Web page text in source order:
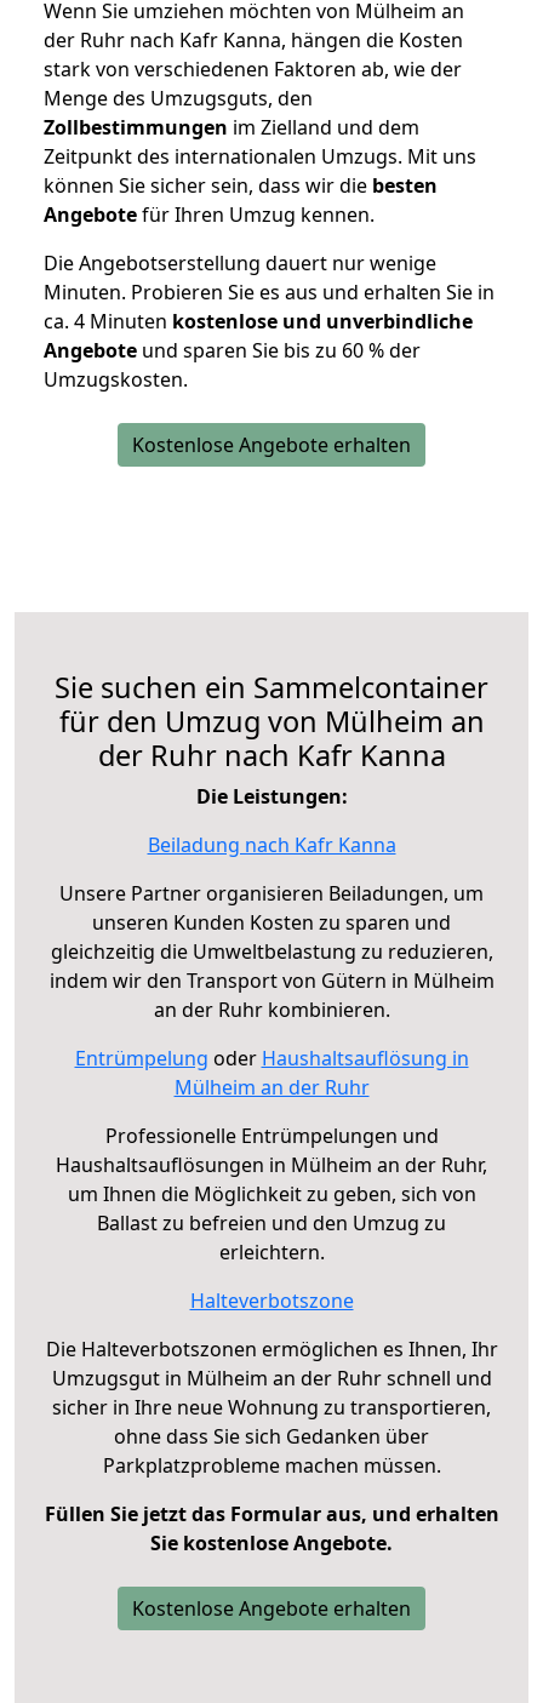
Wenn Sie umziehen möchten von Mülheim an
der Ruhr nach Kafr Kanna, hängen die Kosten
stark von verschiedenen Faktoren ab, wie der
Menge des Umzugsguts, den
Zollbestimmungen im Zielland und dem
Zeitpunkt des internationalen Umzugs. Mit uns
können Sie sicher sein, dass wir die besten
Angebotefür Ihren Umzug kennen.
Die Angebotserstellung dauert nur wenige
Minuten. Probieren Sie es aus und erhalten Sie in
ca. 4 Minuten kostenlose und unverbindliche
Angebote und sparen Sie bis zu 60 % der
Umzugskosten.
Kostenlose Angebote erhalten
Sie suchen ein Sammelcontainer
für den Umzug von Mülheim an
der Ruhr nach Kafr Kanna
Die Leistungen:
Beiladung nach Kafr Kanna
Unsere Partner organisieren Beiladungen, um
unseren Kunden Kosten zu sparen und
gleichzeitig die Umweltbelastung zu reduzieren,
indem wir den Transport von Gütern in Mülheim
an der Ruhr kombinieren.
Entrümpelung oder Haushaltsauflösung in
Mülheim an der Ruhr
Professionelle Entrümpelungen und
Haushaltsauflösungen in Mülheim an der Ruhr,
um Ihnen die Möglichkeit zu geben, sich von
Ballast zu befreien und den Umzug zu
erleichtern.
Halteverbotszone
Die Halteverbotszonen ermöglichen es Ihnen, Ihr
Umzugsgut in Mülheim an der Ruhr schnell und
sicher in Ihre neue Wohnung zu transportieren,
ohne dass Sie sich Gedanken über
Parkplatzprobleme machen müssen.
Füllen Sie jetzt das Formular aus, und erhalten
Sie kostenlose Angebote.
Kostenlose Angebote erhalten